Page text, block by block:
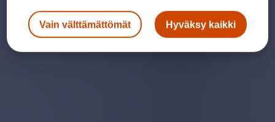
Vain välttämättömät Hyväksy kaikki